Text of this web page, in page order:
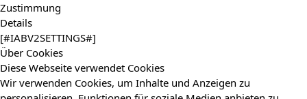
Zustimmung
Details
[#IABV2SETTINGS#]
Über Cookies
Diese Webseite verwendet Cookies
Wir verwenden Cookies, um Inhalte und Anzeigen zu